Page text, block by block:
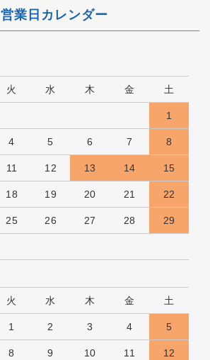
営業日カレンダー
火 水 木 金 土
1
4 5 6 7 8
11 12 13 14 15
18 19 20 21 22
25 26 27 28 29
火 水 木 金 土
1 2 3 4 5
8 9 10 11 12